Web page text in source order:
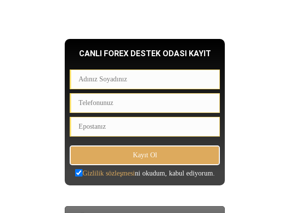
CANLI FOREX DESTEK ODASI KAYIT
Gizlilik sözleşmesini okudum, kabul ediyorum.